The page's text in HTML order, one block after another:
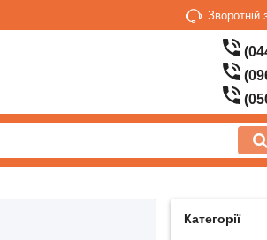
Зворотній
Категорії